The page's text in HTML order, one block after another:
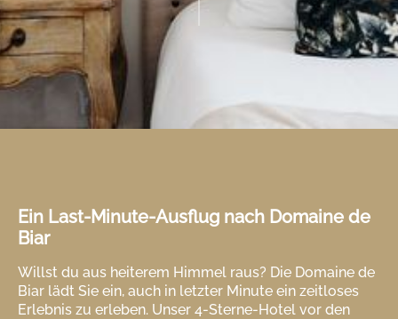
Ein Last-Minute-Ausflug nach Domaine de
Biar
Willst du aus heiterem Himmel raus? Die Domaine de
Biar lädt Sie ein, auch in letzter Minute ein zeitloses
Erlebnis zu erleben. Unser 4-Sterne-Hotel vor den